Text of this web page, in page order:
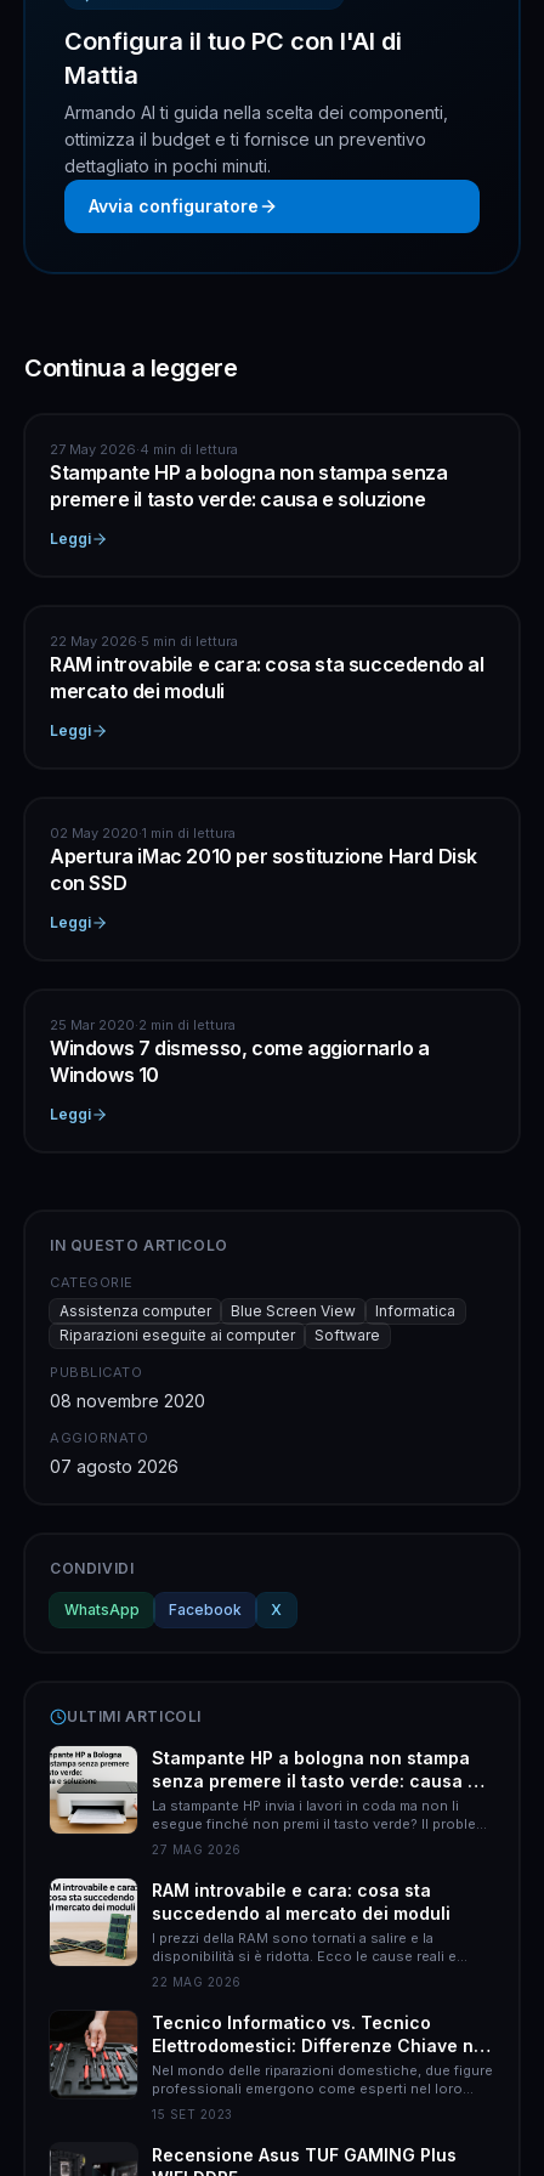
Configura il tuo PC con l'AI di
Mattia
Armando AI ti guida nella scelta dei componenti,
ottimizza il budget e ti fornisce un preventivo
dettagliato in pochi minuti.
Avvia configuratore
Continua a leggere
ASSISTENZA COMPUTER
27 May 2026·4 min di lettura
Stampante HP a bologna non stampa senza
premere il tasto verde: causa e soluzione
Leggi
ASSISTENZA COMPUTER
22 May 2026·5 min di lettura
RAM introvabile e cara: cosa sta succedendo al
mercato dei moduli
Leggi
APPLE
02 May 2020·1 min di lettura
Apertura iMac 2010 per sostituzione Hard Disk
con SSD
Leggi
ASSISTENZA COMPUTER
25 Mar 2020·2 min di lettura
Windows 7 dismesso, come aggiornarlo a
Windows 10
Leggi
IN QUESTO ARTICOLO
CATEGORIE
Assistenza computer Blue Screen View
Informatica
Riparazioni eseguite ai computer
Software
PUBBLICATO
08 novembre 2020
AGGIORNATO
07 agosto 2026
CONDIVIDI
WhatsApp Facebook X
ULTIMI ARTICOLI
Stampante HP a bologna non stampa
senza premere il tasto verde: causa e
soluzione
La stampante HP invia i lavori in coda ma non li
esegue finché non premi il tasto verde? Il problema
è quasi sempre HP Smart. Ecco come risolverlo
27 MAG 2026
RAM introvabile e cara: cosa sta
succedendo al mercato dei moduli
I prezzi della RAM sono tornati a salire e la
disponibilità si è ridotta. Ecco le cause reali e
come muoversi per non spendere il doppio.
22 MAG 2026
Tecnico Informatico vs. Tecnico
Elettrodomestici: Differenze Chiave nel
Mondo delle Riparazioni Domestiche
Nel mondo delle riparazioni domestiche, due figure
professionali emergono come esperti nel loro
campo: il tecnico informatico e il tecnico
l&#8217;obiettivo di risolvere problemi, le loro
responsabilità, approcci e persino il rapporto con
15 SET 2023
Recensione Asus TUF GAMING Plus